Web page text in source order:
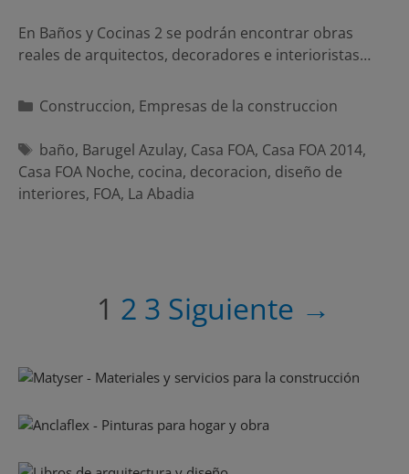
En Baños y Cocinas 2 se podrán encontrar obras
reales de arquitectos, decoradores e interioristas…
Categorías
Construccion, Empresas de la construccion
Etiquetas
baño, Barugel Azulay, Casa FOA, Casa FOA 2014,
Casa FOA Noche, cocina, decoracion, diseño de
interiores, FOA, La Abadia
Navegación
1 2 3 Siguiente →